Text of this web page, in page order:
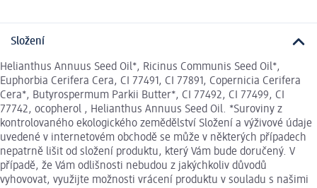
Složení
Helianthus Annuus Seed Oil*, Ricinus Communis Seed Oil*,
Euphorbia Cerifera Cera, CI 77491, CI 77891, Copernicia Cerifera
Cera*, Butyrospermum Parkii Butter*, CI 77492, CI 77499, CI
77742, ocopherol , Helianthus Annuus Seed Oil. *Suroviny z
kontrolovaného ekologického zemědělství Složení a výživové údaje
uvedené v internetovém obchodě se může v některých případech
nepatrně lišit od složení produktu, který Vám bude doručený. V
případě, že Vám odlišnosti nebudou z jakýchkoliv důvodů
vyhovovat, využijte možnosti vrácení produktu v souladu s našimi